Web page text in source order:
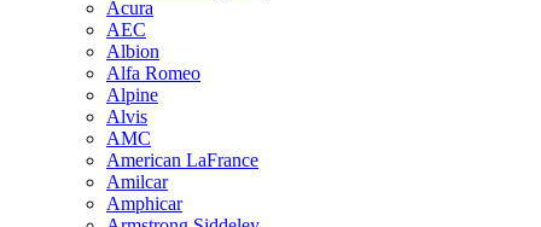
Acura
AEC
Albion
Alfa Romeo
Alpine
Alvis
AMC
American LaFrance
Amilcar
Amphicar